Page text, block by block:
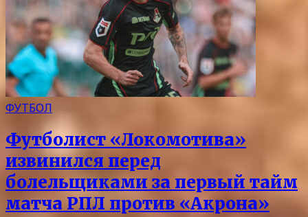
ФУТБОЛ
Футболист «Локомотива»
извинился перед
болельщиками за первый тайм
матча РПЛ против «Акрона»